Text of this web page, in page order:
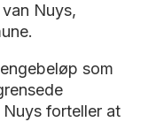
Nuys,
som
forteller at